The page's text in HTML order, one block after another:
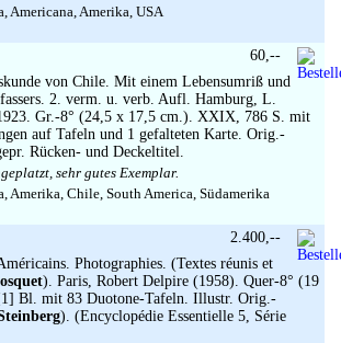
Americana, Amerika, USA
von Chile. Mit einem Lebensumriß und
2. verm. u. verb. Aufl. Hamburg, L.
Gr.-8° (24,5 x 17,5 cm.). XXIX, 786 S. mit
auf Tafeln und 1 gefalteten Karte. Orig.-
Rücken- und Deckeltitel.
sehr gutes Exemplar.
Amerika, Chile, South America, Südamerika
60,--
Photographies. (Textes réunis et
). Paris, Robert Delpire (1958). Quer-8° (19
Bl. mit 83 Duotone-Tafeln. Illustr. Orig.-
). (Encyclopédie Essentielle 5, Série
2.400,--